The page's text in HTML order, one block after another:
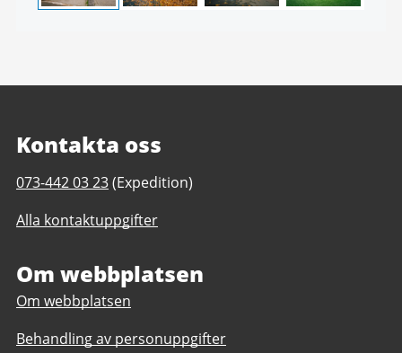
Kontakta oss
Telefonnummer
Lövgärdesskolan
9
073-442 03 23(Expedition)
Alla kontaktuppgifter
Om webbplatsen
Om webbplatsen
Behandling av personuppgifter